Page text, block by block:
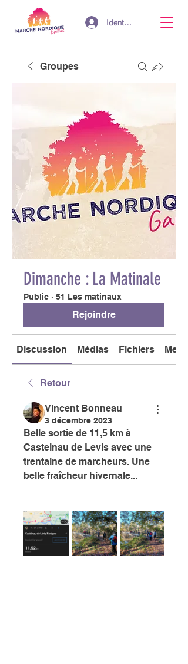
Identifiant
Groupes
Dimanche : La Matinale
Public · 51 Les matinaux
Rejoindre
Discussion Médias Fichiers
Retour
Vincent Bonneau
3 décembre 2023
Belle sortie de 11,5 km à
Castelnau de Levis avec une
trentaine de marcheurs. Une
belle fraîcheur hivernale...